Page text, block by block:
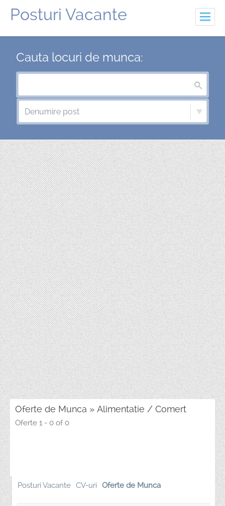
Posturi Vacante
Adauga oferta
Adauga CV
Cauta locuri de munca:
Oferte de Munca » Alimentatie / Comert
Oferte 1 - 0 of 0
Posturi Vacante CV-uri Oferte de Munca